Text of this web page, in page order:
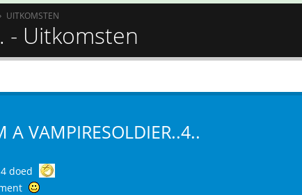
UITKOMSTEN
- Uitkomsten
A VAMPIRESOLDIER..4..
doed